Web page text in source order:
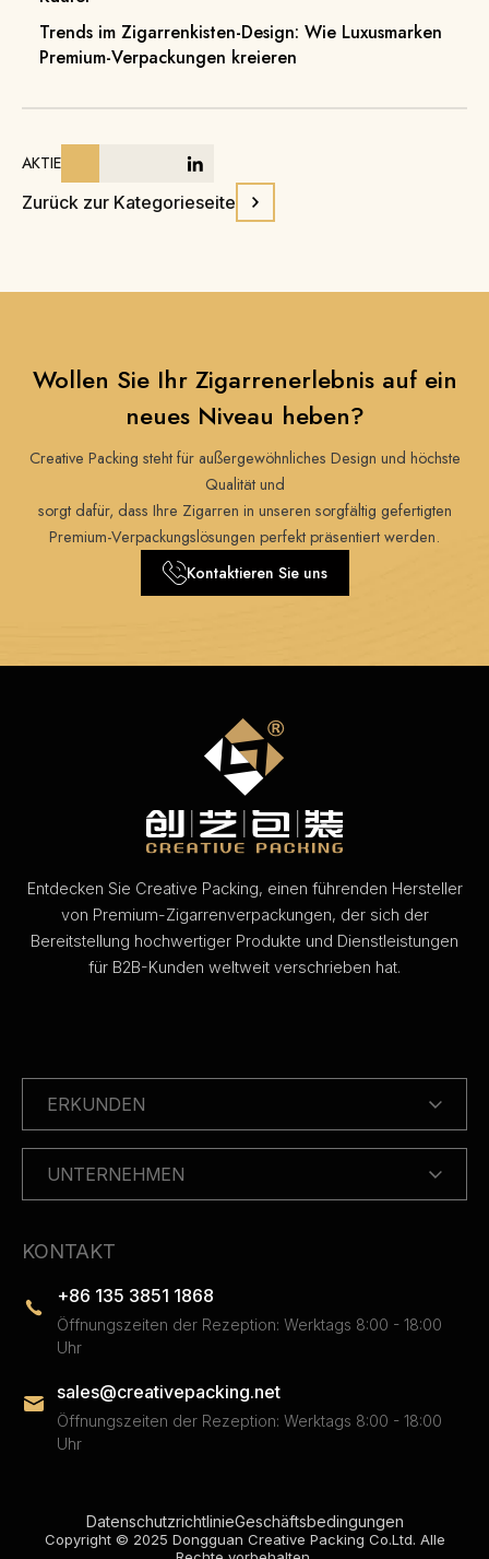
Trends im Zigarrenkisten-Design: Wie Luxusmarken
Premium-Verpackungen kreieren
AKTIE
Zurück zur Kategorieseite
Wollen Sie Ihr Zigarrenerlebnis auf ein
neues Niveau heben?
Creative Packing steht für außergewöhnliches Design und höchste
Qualität und
sorgt dafür, dass Ihre Zigarren in unseren sorgfältig gefertigten
Premium-Verpackungslösungen perfekt präsentiert werden.
Kontaktieren Sie uns
Entdecken Sie Creative Packing, einen führenden Hersteller
von Premium-Zigarrenverpackungen, der sich der
Bereitstellung hochwertiger Produkte und Dienstleistungen
für B2B-Kunden weltweit verschrieben hat.
ERKUNDEN
UNTERNEHMEN
KONTAKT
+86 135 3851 1868
Öffnungszeiten der Rezeption: Werktags 8:00 - 18:00
Uhr
sales@creativepacking.net
Öffnungszeiten der Rezeption: Werktags 8:00 - 18:00
Uhr
Copyright © 2025 Dongguan Creative Packing Co.Ltd. Alle
DatenschutzrichtlinieGeschäftsbedingungen